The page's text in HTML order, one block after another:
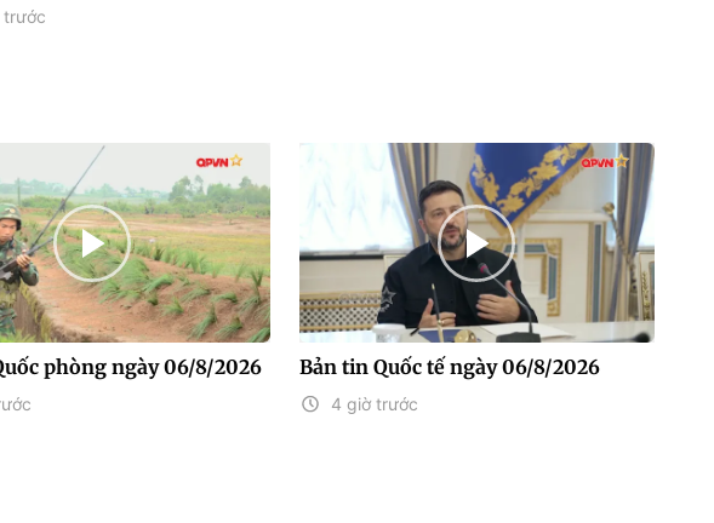
trước
phòng ngày 06/8/2026 Bản tin Quốc tế ngày 06/8/2026
4 giờ trước